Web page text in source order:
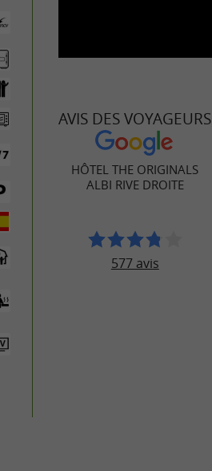
AVIS DES VOYAGEURS
HÔTEL THE ORIGINALS
ALBI RIVE DROITE
577 avis